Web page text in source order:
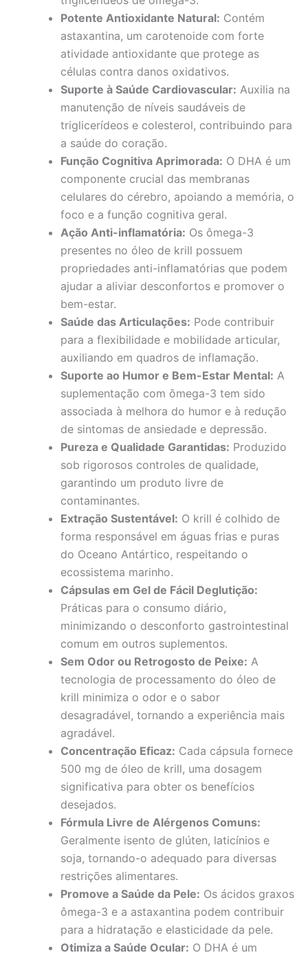
Potente Antioxidante Natural: Contém
astaxantina, um carotenoide com forte
atividade antioxidante que protege as
células contra danos oxidativos.
Suporte à Saúde Cardiovascular: Auxilia na
manutenção de níveis saudáveis de
triglicerídeos e colesterol, contribuindo para
a saúde do coração.
Função Cognitiva Aprimorada: O DHA é um
componente crucial das membranas
celulares do cérebro, apoiando a memória, o
foco e a função cognitiva geral.
Ação Anti-inflamatória: Os ômega-3
presentes no óleo de krill possuem
propriedades anti-inflamatórias que podem
ajudar a aliviar desconfortos e promover o
bem-estar.
Saúde das Articulações: Pode contribuir
para a flexibilidade e mobilidade articular,
auxiliando em quadros de inflamação.
Suporte ao Humor e Bem-Estar Mental: A
suplementação com ômega-3 tem sido
associada à melhora do humor e à redução
de sintomas de ansiedade e depressão.
Pureza e Qualidade Garantidas: Produzido
sob rigorosos controles de qualidade,
garantindo um produto livre de
contaminantes.
Extração Sustentável: O krill é colhido de
forma responsável em águas frias e puras
do Oceano Antártico, respeitando o
ecossistema marinho.
Cápsulas em Gel de Fácil Deglutição:
Práticas para o consumo diário,
minimizando o desconforto gastrointestinal
comum em outros suplementos.
Sem Odor ou Retrogosto de Peixe: A
tecnologia de processamento do óleo de
krill minimiza o odor e o sabor
desagradável, tornando a experiência mais
agradável.
Concentração Eficaz: Cada cápsula fornece
500 mg de óleo de krill, uma dosagem
significativa para obter os benefícios
desejados.
Fórmula Livre de Alérgenos Comuns:
Geralmente isento de glúten, laticínios e
soja, tornando-o adequado para diversas
restrições alimentares.
Promove a Saúde da Pele: Os ácidos graxos
ômega-3 e a astaxantina podem contribuir
para a hidratação e elasticidade da pele.
Otimiza a Saúde Ocular: O DHA é um